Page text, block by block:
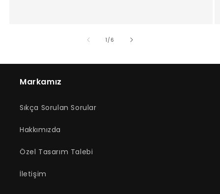
1 //6
Markamız
Sıkça Sorulan Sorular
Hakkımızda
Özel Tasarım Talebi
İletişim